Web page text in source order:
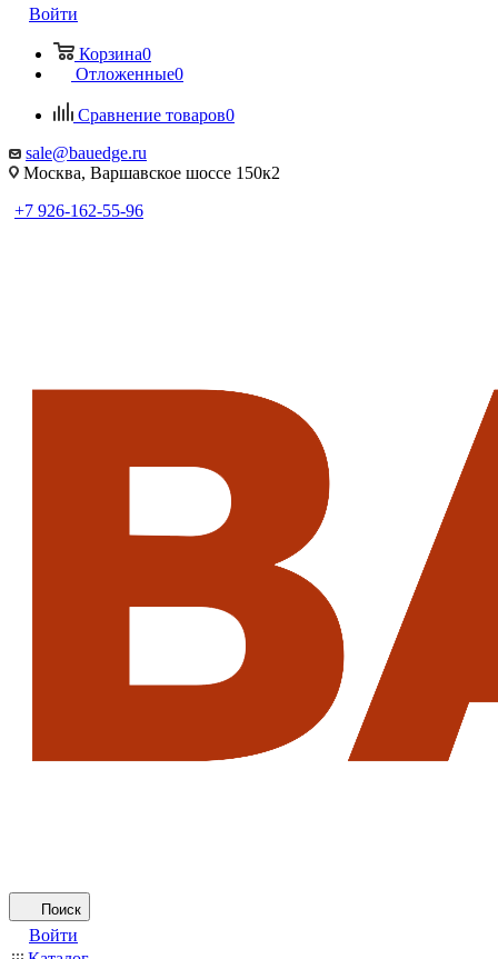
Войти
Корзина0
Отложенные0
Сравнение товаров0
sale@bauedge.ru
Москва, Варшавское шоссе 150к2
+7 926-162-55-96
Поиск
Войти